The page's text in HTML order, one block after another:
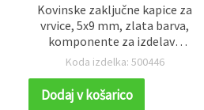
Kovinske zaključne kapice za
vrvice, 5x9 mm, zlata barva,
komponente za izdelavo
nakita, ~50 kos
Koda izdelka: 500446
Dodaj v košarico